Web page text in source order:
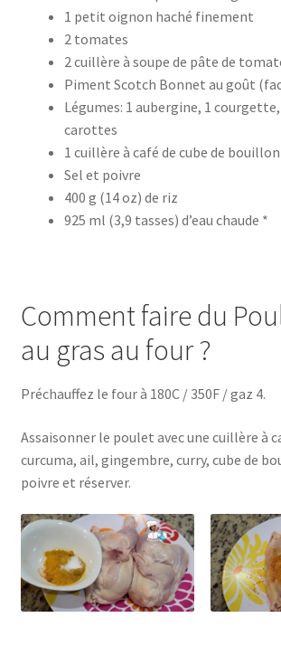
1 petit oignon haché finement
2 tomates
2 cuillère à soupe de pâte de
Piment Scotch Bonnet au goût
Légumes: 1 aubergine, 1 courgette,
carottes
1 cuillère à café de cube de bouillon
Sel et poivre
400 g (14 oz) de riz
925 ml (3,9 tasses) d’eau chaude *
Comment faire du
au gras au four ?
Préchauffez le four à 180C / 350F / gaz 4.
Assaisonner le poulet avec une cuillère à
curcuma, ail, gingembre, curry, cube de
poivre et réserver.